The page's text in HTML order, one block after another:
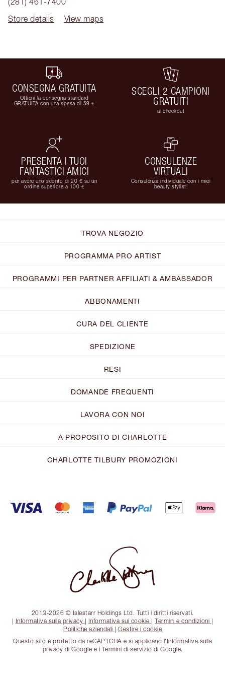
Store details
View maps
CONSEGNA GRATUITA
Ottieni la consegna standard
GRATUITA con una spesa di 59 €
SCEGLI 2 CAMPIONI
GRATUITI
al checkout
PRESENTA I TUOI
FANTASTICI AMICI
per avere uno sconto di 20 € su un
ordine superiore a 100 €
CONSULENZE
VIRTUALI
Consulenza individuale con i miei
beauty stylist!
TROVA NEGOZIO
PROGRAMMA PRO ARTIST
PROGRAMMI PER PARTNER AFFILIATI & AMBASSADOR
ABBONAMENTI
CURA DEL CLIENTE
SPEDIZIONE
RESI
DOMANDE FREQUENTI
LAVORA CON NOI
A PROPOSITO DI CHARLOTTE
CHARLOTTE TILBURY PROMOZIONI
2013-2026 © Islestarr Holdings Ltd. Tutti i diritti riservati.
| Informativa sulla privacy | Informativa sui cookie |Termini e condizioni |
Politiche aziendali | Gestire i cookie
Questo sito è protetto da reCAPTCHA e si applicano l'Informativa sulla
privacy di Google e i Termini di servizio di Google.